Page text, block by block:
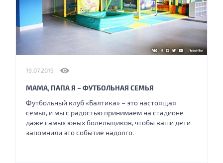
19.07.2019
МАМА, ПАПА Я – ФУТБОЛЬНАЯ СЕМЬЯ
Футбольный клуб «Балтика» – это настоящая
семья, и мы с радостью принимаем на стадионе
даже самых юных болельщиков, чтобы ваши дети
запомнили это событие надолго.